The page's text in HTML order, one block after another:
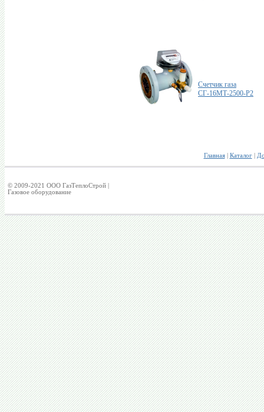
Счетчик газа
СГ-16МТ-2500-Р2
Главная| Каталог|
© 2009-2021 ООО ГазТеплоСтрой |
Газовое оборудование